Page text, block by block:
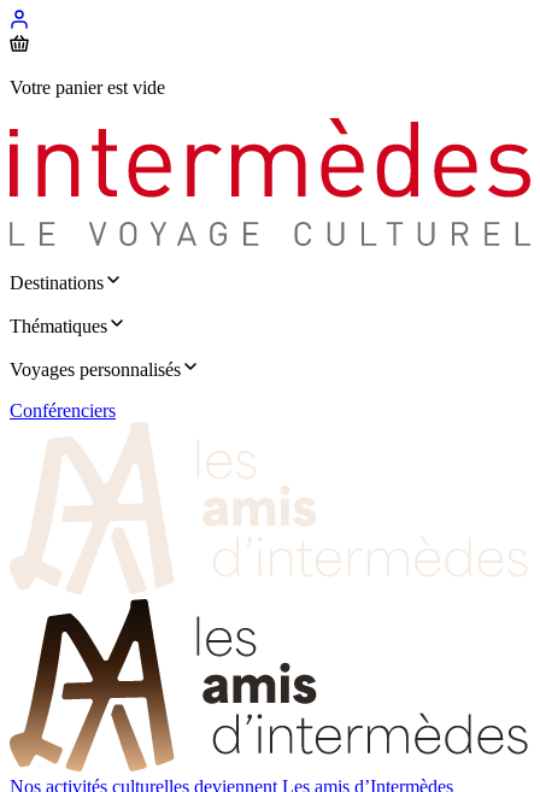
Votre panier est vide
Destinations
Thématiques
Voyages personnalisés
Conférenciers
Nos activités culturelles deviennent Les amis d’Intermèdes